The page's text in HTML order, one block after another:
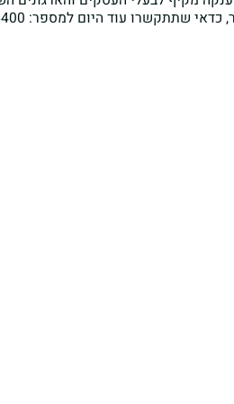
שתתקשרו עוד היום למספר: 08-9395400.